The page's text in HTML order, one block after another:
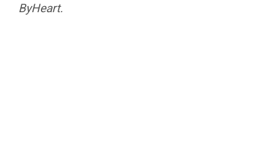
ByHeart.